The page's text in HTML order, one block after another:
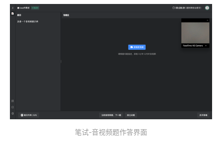
笔试-音视频题作答界面